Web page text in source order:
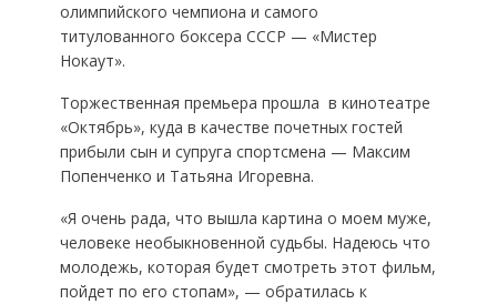
олимпийского чемпиона и самого
титулованного боксера СССР — «Мистер
Нокаут».
Торжественная премьера прошла в кинотеатре
«Октябрь», куда в качестве почетных гостей
прибыли сын и супруга спортсмена — Максим
Попенченко и Татьяна Игоревна.
«Я очень рада, что вышла картина о моем муже,
человеке необыкновенной судьбы. Надеюсь что
молодежь, которая будет смотреть этот фильм,
пойдет по его стопам», — обратилась к